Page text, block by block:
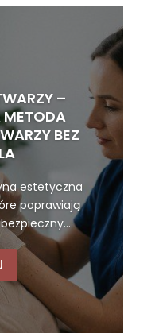
–
BEZ
estetyczna
poprawiają